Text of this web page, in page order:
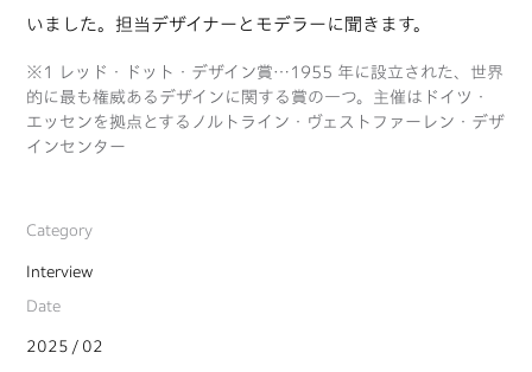
Category
Interview
Date
2025 / 02
いました。担当デザイナーとモデラーに聞きます。
※1 レッド・ドット・デザイン賞…1955 年に設立された、世界
的に最も権威あるデザインに関する賞の一つ。主催はドイツ・
エッセンを拠点とするノルトライン・ヴェストファーレン・デザ
インセンター